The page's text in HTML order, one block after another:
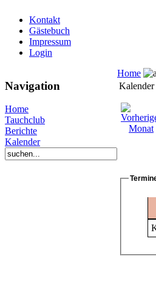
Kontakt
Gästebuch
Impressum
Login
Navigation
Home
Tauchclub
Berichte
Kalender
Home
Kalender